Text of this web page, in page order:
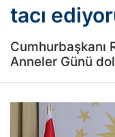
tacı
Cumhurbaşkanı
Anneler Günü